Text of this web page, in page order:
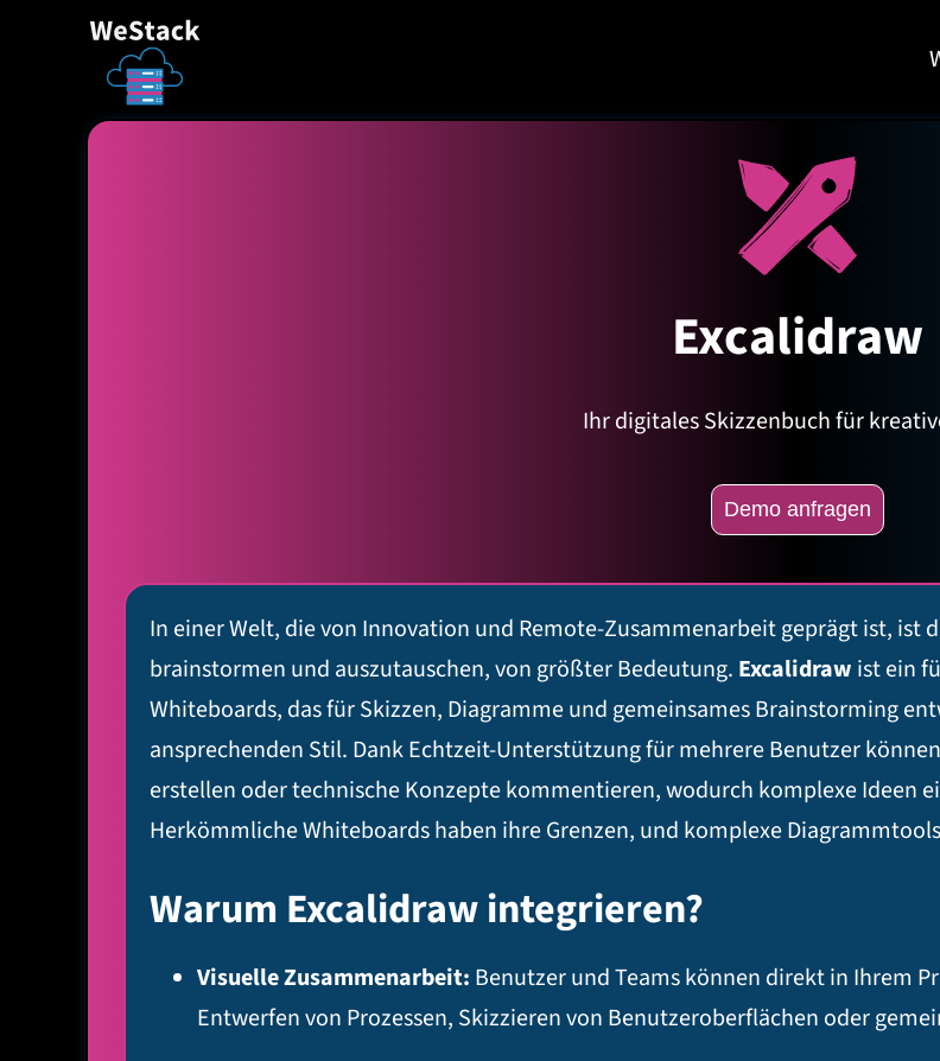
Excalidraw
Ihr digitales Skizzenbuch für
Demo anfragen
In einer Welt, die von Innovation und Remote-Zusammenarbeit geprägt ist, ist
brainstormen und auszutauschen, von größter Bedeutung. Excalidraw ist ein
Whiteboards, das für Skizzen, Diagramme und gemeinsames Brainstorming
ansprechenden Stil. Dank Echtzeit-Unterstützung für mehrere Benutzer
erstellen oder technische Konzepte kommentieren, wodurch komplexe Ideen
Herkömmliche Whiteboards haben ihre Grenzen, und komplexe
Warum Excalidraw integrieren?
Visuelle Zusammenarbeit: Benutzer und Teams können direkt in Ihrem
Entwerfen von Prozessen, Skizzieren von Benutzeroberflächen oder